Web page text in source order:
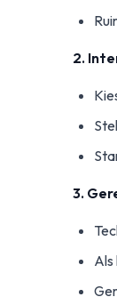
2.
3.
Als